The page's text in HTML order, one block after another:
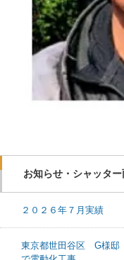
お知らせ・シャッタ
２０２６年７月実績
東京都世田谷区 G様邸